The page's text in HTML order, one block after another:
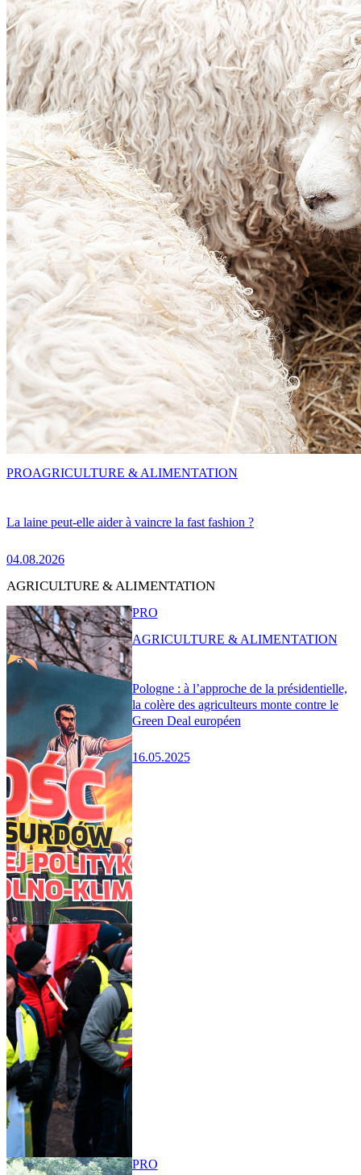
La laine peut-elle aider à vaincre la fast fashion ?
04.08.2026
PROAGRICULTURE & ALIMENTATION
AGRICULTURE & ALIMENTATION
Pologne : à l’approche de la présidentielle,
la colère des agriculteurs monte contre le
Green Deal européen
16.05.2025
PRO
AGRICULTURE & ALIMENTATION
PRO